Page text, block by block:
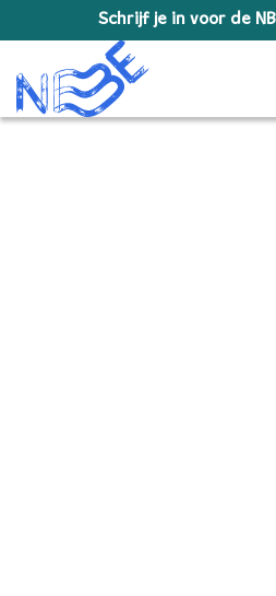
Schrijf je in voor de